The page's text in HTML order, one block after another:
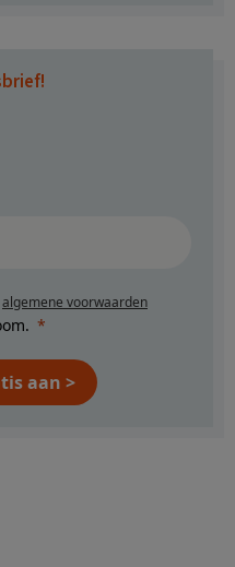
algemene voorwaarden
aan >